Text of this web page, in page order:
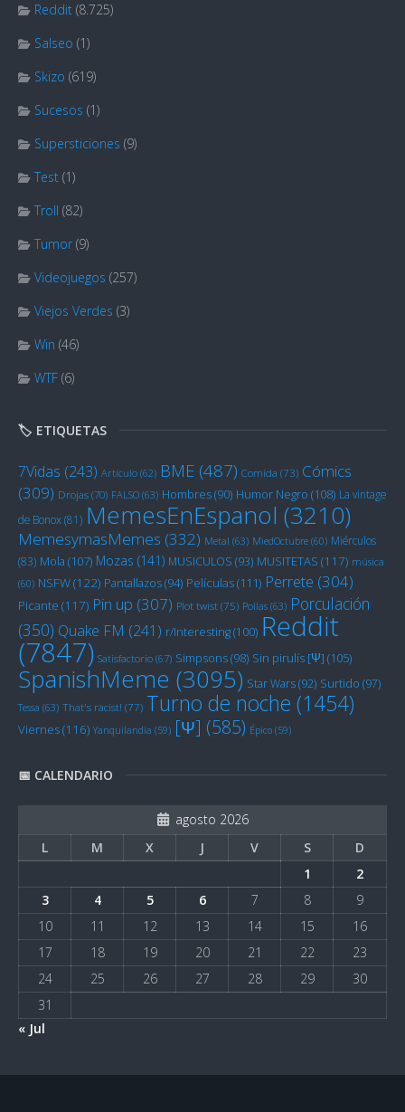
Reddit (8.725)
Salseo (1)
Skizo (619)
Sucesos (1)
Supersticiones (9)
Test (1)
Troll (82)
Tumor (9)
Videojuegos (257)
Viejos Verdes (3)
Win (46)
WTF (6)
🏷️ ETIQUETAS
7Vidas (243) Artículo (62) BME (487) Comida (73) Cómics
(309) Drojas (70) FALSO (63) Hombres(90) Humor Negro (108) La vintage
de Bonox(81) MemesEnEspanol (3210)
MemesymasMemes (332) Metal (63) MiedOctubre (60) Miérculos
(83) Mola (107) Mozas (141) MUSICULOS (93) MUSITETAS (117) música
(60) NSFW(122) Pantallazos(94) Películas(111) Perrete (304)
Picante (117) Pin up (307) Plot twist (75) Pollas (63) Porculación
(350) Quake FM (241) r/Interesting(100) Reddit
(7847) Satisfactorio (67) Simpsons(98) Sin pirulís [Ψ] (105)
SpanishMeme (3095) Star Wars(92) Surtido (97)
Tessa (63) That's racist! (77) Turno de noche (1454)
Viernes(116) Yanquilandia (59) [Ψ] (585) Épico (59)
📅 CALENDARIO
agosto 2026
L
M X J V S
D
1
2
3
4 5 6 7 8
9
10
11 12 13 14 15
16
17
18 19 20 21 22
23
24
25 26 27 28 29
30
31
« Jul